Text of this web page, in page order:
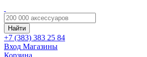
Найти
+7 (383) 383 25 84
Вход Магазины
Корзина